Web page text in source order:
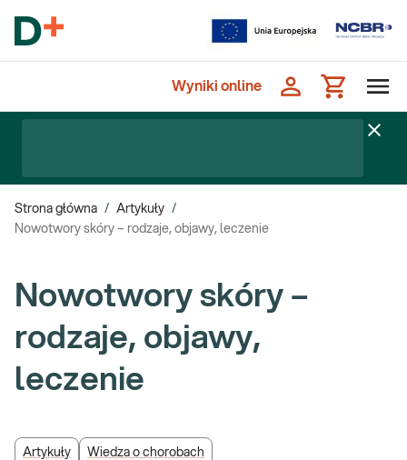
Wyniki online
Strona główna / Artykuły /
Nowotwory skóry – rodzaje, objawy, leczenie
Nowotwory skóry –
rodzaje, objawy,
leczenie
Artykuły Wiedza o chorobach